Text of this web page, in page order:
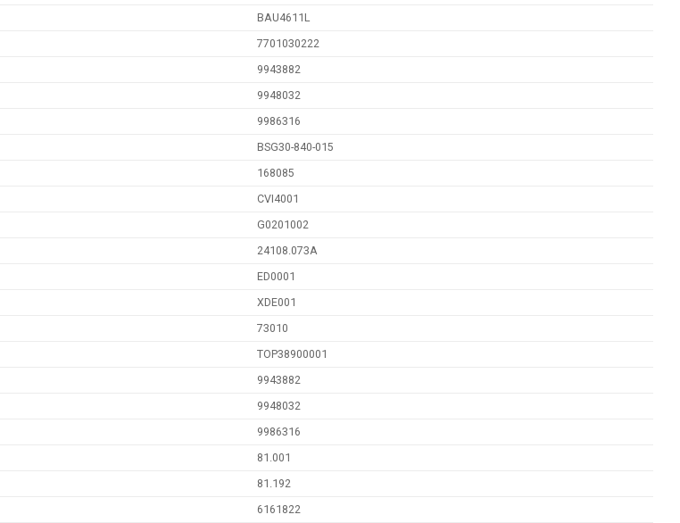
BAU4611L
7701030222
9943882
9948032
9986316
BSG30-840-015
168085
CVI4001
G0201002
24108.073A
ED0001
XDE001
73010
TOP38900001
9943882
9948032
9986316
81.001
81.192
6161822